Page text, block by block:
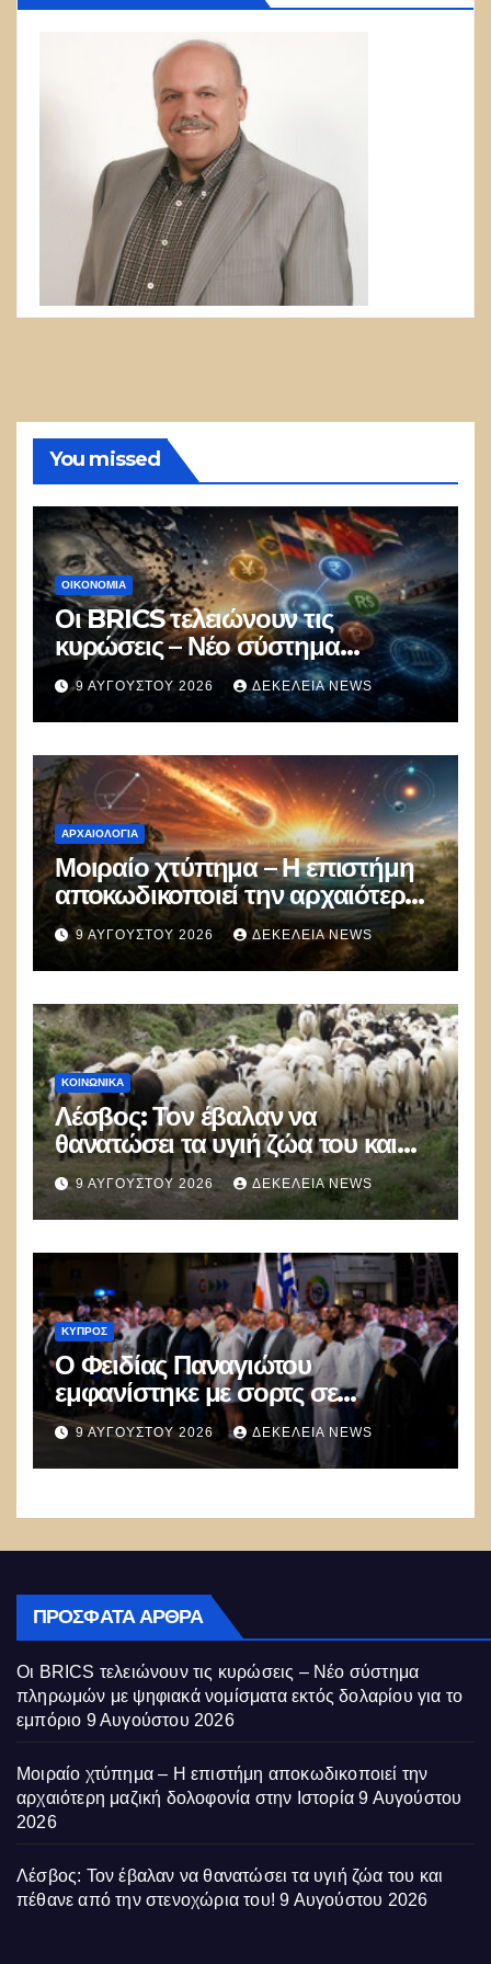
You missed
ΟΙΚΟΝΟΜΙΑ
Οι BRICS τελειώνουν τις
κυρώσεις – Νέο σύστημα
πληρωμών με ψηφιακά
νομίσματα εκτός δολαρίου για το
εμπόριο
9 ΑΥΓΟΎΣΤΟΥ 2026 ΔΕΚΈΛΕΙΑ NEWS
ΑΡΧΑΙΟΛΟΓΊΑ
Μοιραίο χτύπημα – Η επιστήμη
αποκωδικοποιεί την αρχαιότερη
μαζική δολοφονία στην Ιστορία
9 ΑΥΓΟΎΣΤΟΥ 2026 ΔΕΚΈΛΕΙΑ NEWS
ΚΟΙΝΩΝΙΚΑ
Λέσβος: Τον έβαλαν να
θανατώσει τα υγιή ζώα του και
πέθανε από την στενοχώρια του!
9 ΑΥΓΟΎΣΤΟΥ 2026 ΔΕΚΈΛΕΙΑ NEWS
ΚΎΠΡΟΣ
Ο Φειδίας Παναγιώτου
εμφανίστηκε με σορτς σε
εκδήλωση μνήμης για τους Ισαάκ
– Σολωμού και προκάλεσε
αντιδράσεις
9 ΑΥΓΟΎΣΤΟΥ 2026 ΔΕΚΈΛΕΙΑ NEWS
ΠΡΌΣΦΑΤΑ ΆΡΘΡΑ
Οι BRICS τελειώνουν τις κυρώσεις – Νέο σύστημα
πληρωμών με ψηφιακά νομίσματα εκτός δολαρίου για το
εμπόριο 9 Αυγούστου 2026
Μοιραίο χτύπημα – Η επιστήμη αποκωδικοποιεί την
αρχαιότερη μαζική δολοφονία στην Ιστορία 9 Αυγούστου
2026
Λέσβος: Τον έβαλαν να θανατώσει τα υγιή ζώα του και
πέθανε από την στενοχώρια του! 9 Αυγούστου 2026